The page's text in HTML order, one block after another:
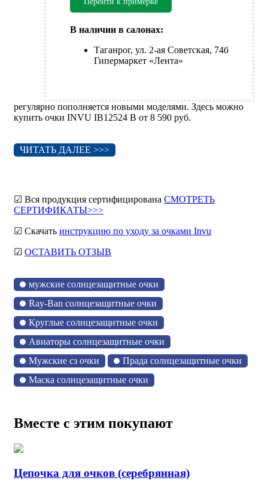
В наличии в салонах:
Таганрог, ул. 2-ая Советская, 74б
Гипермаркет «Лента»
регулярно пополняется новыми моделями. Здесь можно
купить очки INVU IB12524 B от 8 590 руб.
ЧИТАТЬ ДАЛЕЕ >>>
☑ Вся продукция сертифицирована СМОТРЕТЬ
СЕРТИФИКАТЫ>>>
☑ Скачать инструкцию по уходу за очками Invu
☑ ОСТАВИТЬ ОТЗЫВ
мужские солнцезащитные очки
Ray-Ban солнцезащитные очки
Круглые солнцезащитные очки
Авиаторы солнцезащитные очки
Мужские сз очки
Прада солнцезащитные очки
Маска солнцезащитные очки
Вместе с этим покупают
Цепочка для очков (серебрянная)